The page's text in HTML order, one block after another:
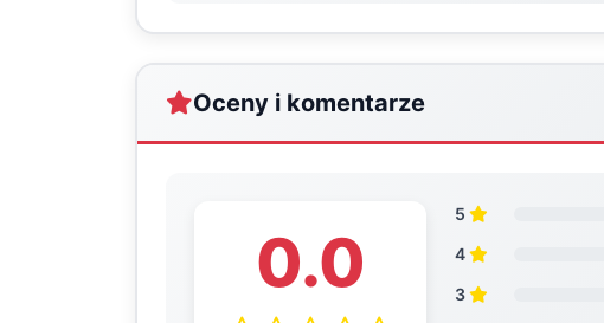
Oceny i komentarze
0.0
5
4
3